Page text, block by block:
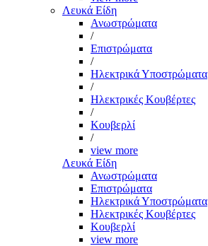
Λευκά Είδη
Ανωστρώματα
/
Επιστρώματα
/
Ηλεκτρικά Υποστρώματα
/
Ηλεκτρικές Κουβέρτες
/
Κουβερλί
/
view more
Λευκά Είδη
Ανωστρώματα
Επιστρώματα
Ηλεκτρικά Υποστρώματα
Ηλεκτρικές Κουβέρτες
Κουβερλί
view more